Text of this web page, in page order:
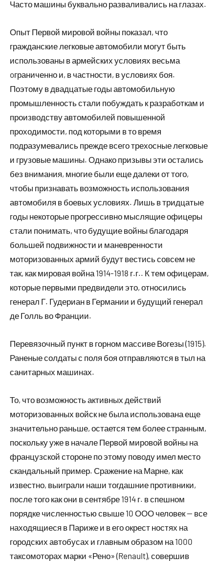
Часто машины буквально разваливались на глазах.
Опыт Первой мировой войны показал, что
гражданские легковые автомобили могут быть
использованы в армейских условиях весьма
oграниченно и, в частности, в условиях боя.
Поэтому в двадцатые годы автомобильную
промышленность стали побуждать к разработкам и
производству автомобилей повышенной
проходимости, под которыми в то время
подразумевались прежде всего трехосные легковые
и грузовые машины. Однако призывы эти остались
без внимания, многие были еще далеки от того,
чтобы признавать возможность использования
автомобиля в боевых условиях. Лишь в тридцатые
годы некоторые прогрессивно мыслящие офицеры
стали понимать, что будущие войны благодаря
большей подвижности и маневренности
моторизованных армий будут вестись совсем не
так, как мировая война 1914-1918 г.г.. К тем офицерам,
которые первыми предвидели это, относились
генерал Г. Гудериан в Германии и будущий генерал
де Голль во Франции.
Перевязочный пункт в горном массиве Вогезы (1915).
Раненые солдаты с поля боя отправляются в тыл на
санитарных машинах.
То, что возможность активных действий
моторизованных войск не была использована еще
значительно раньше, остается тем более странным,
поскольку уже в начале Первой мировой войны на
французской стороне по этому поводу имел место
скандальный пример. Сражение на Марне, как
известно, выиграли наши тогдашние противники,
после того как они в сентябре 1914 г. в спешном
порядке численностью свыше 10 ООО человек — все
находящиеся в Париже и в его окрест ностях на
городских автобусах и главным образом на 1000
таксомоторах марки «Рено» (Renault), совершив